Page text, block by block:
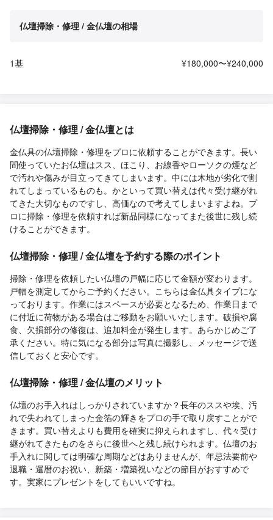
仏壇掃除・修理 / 金仏壇の相場
1基 ¥180,000〜¥240,000
仏壇掃除・修理 / 金仏壇とは
金仏具の仏壇掃除・修理をプロに依頼することができます。長い
間使っていたお仏壇はスス、ほこり、お線香やローソクの煙など
で汚れや傷みが目立ってきてしまいます。中には木地が劣化で割
れてしまっているものも。かといって買い替えは代々受け継がれ
てきた大切なものですし、高価なので考えてしまいますよね。プ
ロに掃除・修理を依頼すれば新品同様になってまた後世に残し続
けることができます。
仏壇掃除・修理 / 金仏壇を予約する際のポイント
掃除・修理を依頼したい仏壇の戸幅に応じて金額が変わります。
戸幅を測定してからご予約ください。こちらは金仏具タイプにな
っております。作業にはスペースが必要となるため、作業日まで
に付近に荷物がある場合はご移動をお願いいたします。破損や腐
食、欠損部分の修復は、追加料金が発生します。あらかじめご了
承ください。特に気になる部分は写真に撮影し、メッセージで送
信しておくと安心です。
仏壇掃除・修理 / 金仏壇のメリット
仏壇のお手入れはしっかりされていますか？長年のススや埃、汚
れで失われてしまった金箔の輝きをプロの手で取り戻すことがで
きます。買い替えよりも費用を確実に抑えられますし、代々受け
継がれてきたものをさらに後世へと残し続けられます。仏壇のお
手入れに関しては明確な周期などはありませんが、年忌法要前や
退職・還暦のお祝い、新築・増築祝いなどの節目がおすすめで
す。実家にプレゼントをしてもいいですね。